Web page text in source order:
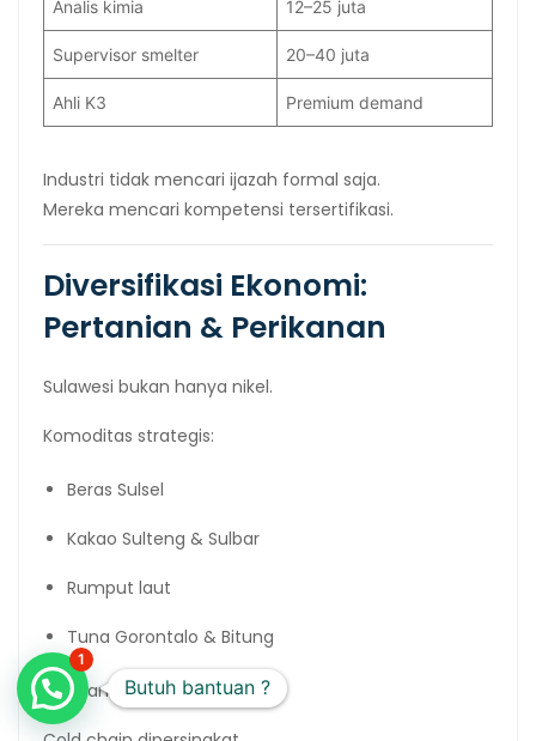
Analis kimia 12–25 juta
Supervisor smelter 20–40 juta
Ahli K3 Premium demand
Industri tidak mencari ijazah formal saja.
Mereka mencari kompetensi tersertifikasi.
Diversifikasi Ekonomi:
Pertanian & Perikanan
Sulawesi bukan hanya nikel.
Komoditas strategis:
Beras Sulsel
Kakao Sulteng & Sulbar
Rumput laut
Tuna Gorontalo & Bitung
Dengan MNP:
1
Butuh bantuan ?